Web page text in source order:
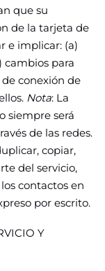
que su
de la tarjeta de
e implicar: (a)
cambios para
conexión de
Nota: La
siempre será
de las redes.
copiar,
del servicio,
contactos en
por escrito.
Y